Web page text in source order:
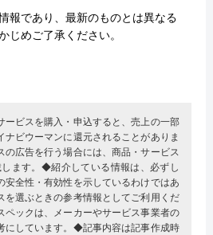
報であり、最新のものとは異なる
じめご了承ください。
ビスを購入・申込すると、売上の一部
ナビウーマンに還元されることがありま
広告を行う場合には、商品・サービス
ます。◆紹介している情報は、必ずし
安全性・有効性を示しているわけではあ
を選ぶときの参考情報としてご利用くだ
ックは、メーカーやサービス事業者の
にしています。◆記事内容は記事作成時